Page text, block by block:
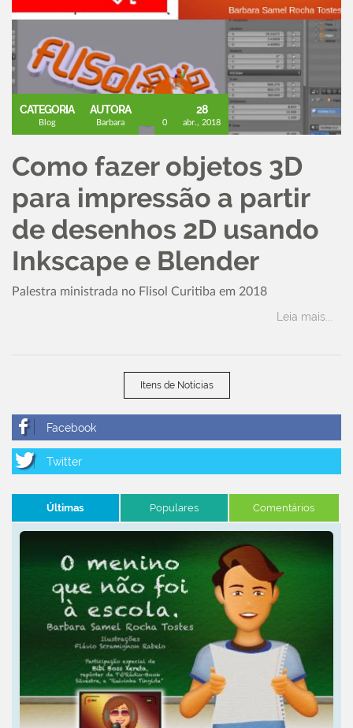
CATEGORIA
Blog
AUTORA
Barbara 0
28
abr., 2018
Como fazer objetos 3D
para impressão a partir
de desenhos 2D usando
Inkscape e Blender
Palestra ministrada no Flisol Curitiba em 2018
Leia mais...
Itens de Notícias
Últimas Populares Comentários